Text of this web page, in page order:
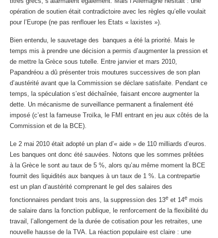
opération de soutien était contradictoire avec les règles qu’elle voulait
pour l’Europe (ne pas renflouer les Etats « laxistes »).
Bien entendu, le sauvetage des banques a été la priorité. Mais le
temps mis à prendre une décision a permis d’augmenter la pression et
de mettre la Grèce sous tutelle. Entre janvier et mars 2010,
Papandréou a dû présenter trois moutures successives de son plan
d’austérité avant que la Commission se déclare satisfaite. Pendant ce
temps, la spéculation s’est déchaînée, faisant encore augmenter la
dette. Un mécanisme de surveillance permanent a finalement été
imposé (c’est la fameuse Troïka, le FMI entrant en jeu aux côtés de la
Commission et de la BCE).
Le 2 mai 2010 était adopté un plan d’« aide » de 110 milliards d’euros.
Les banques ont donc été sauvées. Notons que les sommes prêtées
à la Grèce le sont au taux de 5 %, alors qu’au même moment la BCE
fournit des liquidités aux banques à un taux de 1 %. La contrepartie
est un plan d’austérité comprenant le gel des salaires des
fonctionnaires pendant trois ans, la suppression des 13e et 14e mois
de salaire dans la fonction publique, le renforcement de la flexibilité du
travail, l’allongement de la durée de cotisation pour les retraites, une
nouvelle hausse de la TVA. La réaction populaire est claire : une